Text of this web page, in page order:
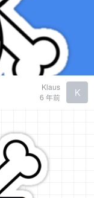
Klaus
6 年前
K